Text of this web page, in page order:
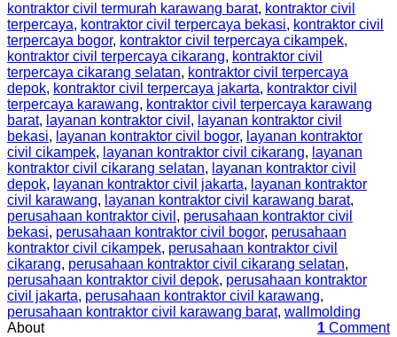
kontraktor civil termurah karawang barat, kontraktor civil
terpercaya, kontraktor civil terpercaya bekasi, kontraktor civil
terpercaya bogor, kontraktor civil terpercaya cikampek,
kontraktor civil terpercaya cikarang, kontraktor civil
terpercaya cikarang selatan, kontraktor civil terpercaya
depok, kontraktor civil terpercaya jakarta, kontraktor civil
terpercaya karawang, kontraktor civil terpercaya karawang
barat, layanan kontraktor civil , layanan kontraktor civil
bekasi, layanan kontraktor civil bogor, layanan kontraktor
civil cikampek, layanan kontraktor civil cikarang, layanan
kontraktor civil cikarang selatan, layanan kontraktor civil
depok, layanan kontraktor civil jakarta, layanan kontraktor
civil karawang, layanan kontraktor civil karawang barat,
perusahaan kontraktor civil , perusahaan kontraktor civil
bekasi, perusahaan kontraktor civil bogor, perusahaan
kontraktor civil cikampek, perusahaan kontraktor civil
cikarang, perusahaan kontraktor civil cikarang selatan,
perusahaan kontraktor civil depok, perusahaan kontraktor
civil jakarta, perusahaan kontraktor civil karawang,
perusahaan kontraktor civil karawang barat, wallmolding
1 Comment
About